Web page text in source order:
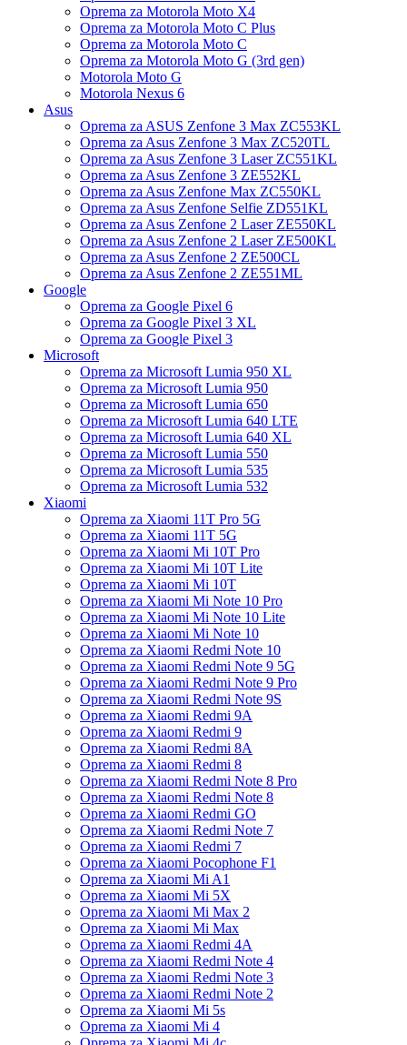
Oprema za Motorola Moto X4
Oprema za Motorola Moto C Plus
Oprema za Motorola Moto C
Oprema za Motorola Moto G (3rd gen)
Motorola Moto G
Motorola Nexus 6
Asus
Oprema za ASUS Zenfone 3 Max ZC553KL
Oprema za Asus Zenfone 3 Max ZC520TL
Oprema za Asus Zenfone 3 Laser ZC551KL
Oprema za Asus Zenfone 3 ZE552KL
Oprema za Asus Zenfone Max ZC550KL
Oprema za Asus Zenfone Selfie ZD551KL
Oprema za Asus Zenfone 2 Laser ZE550KL
Oprema za Asus Zenfone 2 Laser ZE500KL
Oprema za Asus Zenfone 2 ZE500CL
Oprema za Asus Zenfone 2 ZE551ML
Google
Oprema za Google Pixel 6
Oprema za Google Pixel 3 XL
Oprema za Google Pixel 3
Microsoft
Oprema za Microsoft Lumia 950 XL
Oprema za Microsoft Lumia 950
Oprema za Microsoft Lumia 650
Oprema za Microsoft Lumia 640 LTE
Oprema za Microsoft Lumia 640 XL
Oprema za Microsoft Lumia 550
Oprema za Microsoft Lumia 535
Oprema za Microsoft Lumia 532
Xiaomi
Oprema za Xiaomi 11T Pro 5G
Oprema za Xiaomi 11T 5G
Oprema za Xiaomi Mi 10T Pro
Oprema za Xiaomi Mi 10T Lite
Oprema za Xiaomi Mi 10T
Oprema za Xiaomi Mi Note 10 Pro
Oprema za Xiaomi Mi Note 10 Lite
Oprema za Xiaomi Mi Note 10
Oprema za Xiaomi Redmi Note 10
Oprema za Xiaomi Redmi Note 9 5G
Oprema za Xiaomi Redmi Note 9 Pro
Oprema za Xiaomi Redmi Note 9S
Oprema za Xiaomi Redmi 9A
Oprema za Xiaomi Redmi 9
Oprema za Xiaomi Redmi 8A
Oprema za Xiaomi Redmi 8
Oprema za Xiaomi Redmi Note 8 Pro
Oprema za Xiaomi Redmi Note 8
Oprema za Xiaomi Redmi GO
Oprema za Xiaomi Redmi Note 7
Oprema za Xiaomi Redmi 7
Oprema za Xiaomi Pocophone F1
Oprema za Xiaomi Mi A1
Oprema za Xiaomi Mi 5X
Oprema za Xiaomi Mi Max 2
Oprema za Xiaomi Mi Max
Oprema za Xiaomi Redmi 4A
Oprema za Xiaomi Redmi Note 4
Oprema za Xiaomi Redmi Note 3
Oprema za Xiaomi Redmi Note 2
Oprema za Xiaomi Mi 5s
Oprema za Xiaomi Mi 4